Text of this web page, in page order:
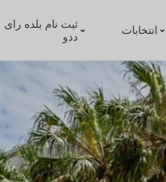
ثبت نام بلده رای
ددو
انتخابات